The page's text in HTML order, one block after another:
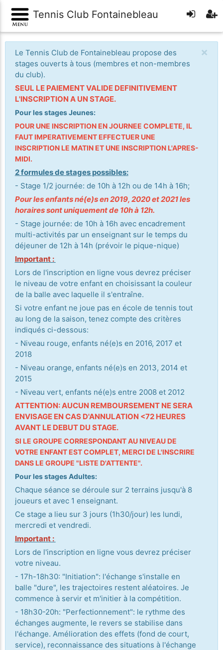
Tennis Club Fontainebleau
×
Le Tennis Club de Fontainebleau propose des
stages ouverts à tous (membres et non-membres
du club).
SEUL LE PAIEMENT VALIDE DEFINITIVEMENT
L'INSCRIPTION A UN STAGE.
Pour les stages Jeunes:
POUR UNE INSCRIPTION EN JOURNEE COMPLETE, IL
FAUT IMPERATIVEMENT EFFECTUER UNE
INSCRIPTION LE MATIN ET UNE INSCRIPTION L'APRES-
MIDI.
2 formules de stages possibles:
- Stage 1/2 journée: de 10h à 12h ou de 14h à 16h;
Pour les enfants né(e)s en 2019, 2020 et 2021 les
horaires sont uniquement de 10h à 12h.
- Stage journée: de 10h à 16h avec encadrement
multi-activités par un enseignant sur le temps du
déjeuner de 12h à 14h (prévoir le pique-nique)
Important :
Lors de l'inscription en ligne vous devrez préciser
le niveau de votre enfant en choisissant la couleur
de la balle avec laquelle il s'entraîne.
Si votre enfant ne joue pas en école de tennis tout
au long de la saison, tenez compte des critères
indiqués ci-dessous:
- Niveau rouge, enfants né(e)s en 2016, 2017 et
2018
- Niveau orange, enfants né(e)s en 2013, 2014 et
2015
- Niveau vert, enfants né(e)s entre 2008 et 2012
ATTENTION: AUCUN REMBOURSEMENT NE SERA
ENVISAGE EN CAS D'ANNULATION <72 HEURES
AVANT LE DEBUT DU STAGE.
SI LE GROUPE CORRESPONDANT AU NIVEAU DE
VOTRE ENFANT EST COMPLET, MERCI DE L'INSCRIRE
DANS LE GROUPE "LISTE D'ATTENTE".
Pour les stages Adultes:
Chaque séance se déroule sur 2 terrains jusqu'à 8
joueurs et avec 1 enseignant.
Ce stage a lieu sur 3 jours (1h30/jour) les lundi,
mercredi et vendredi.
Important :
Lors de l'inscription en ligne vous devrez préciser
votre niveau.
- 17h-18h30: "Initiation": l'échange s'installe en
balle "dure", les trajectoires restent aléatoires. Je
commence à servir et m'initier à la compétition.
- 18h30-20h: "Perfectionnement": le rythme des
échanges augmente, le revers se stabilise dans
l'échange. Amélioration des effets (fond de court,
service), reconnaissance des situations à l'échange